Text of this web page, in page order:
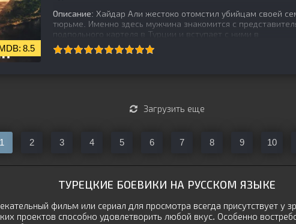
ТУРЕЦКИЕ БОЕВИКИ НА РУССКОМ ЯЗЫКЕ
фильм или сериал для просмотра всегда присутствует у
проектов способно удовлетворить любой вкус. Особенно
8.5
Описание: Хайдар Али жестоко отомстил убийцам своей
тюрьме. Именно здесь мужчина знакомится с
подпольного картеля в Турции и вступает с ними в
Загрузить еще
1 2 3 4 5 6 7 8 9 10